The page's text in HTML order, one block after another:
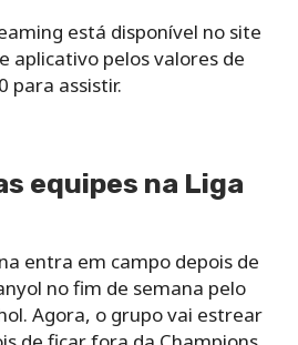
está disponível no site
aplicativo pelos valores de
para assistir.
equipes na Liga
entra em campo depois de
no fim de semana pelo
Agora, o grupo vai estrear